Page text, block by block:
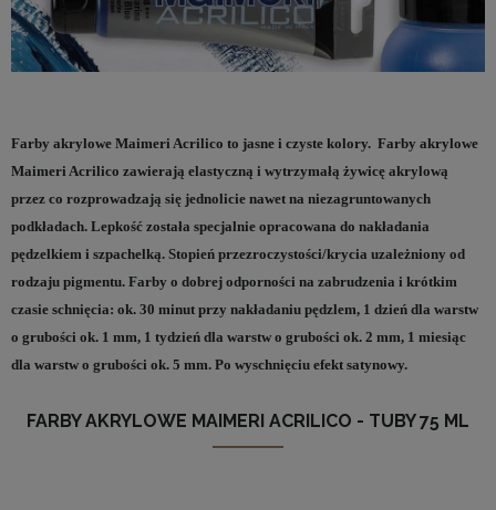
Farby akrylowe Maimeri Acrilico to jasne i czyste kolory. Farby akrylowe
Maimeri Acrilico zawierają elastyczną i wytrzymałą żywicę akrylową
przez co rozprowadzają się jednolicie nawet na niezagruntowanych
podkładach. Lepkość została specjalnie opracowana do nakładania
pędzelkiem i szpachelką. Stopień przezroczystości/krycia uzależniony od
rodzaju pigmentu. Farby o dobrej odporności na zabrudzenia i krótkim
czasie schnięcia: ok. 30 minut przy nakładaniu pędzlem, 1 dzień dla warstw
o grubości ok. 1 mm, 1 tydzień dla warstw o grubości ok. 2 mm, 1 miesiąc
dla warstw o grubości ok. 5 mm. Po wyschnięciu efekt satynowy.
FARBY AKRYLOWE MAIMERI ACRILICO - TUBY 75 ML